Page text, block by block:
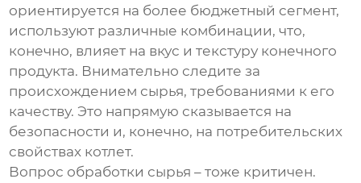
ориентируется на более бюджетный сегмент,
используют различные комбинации, что,
конечно, влияет на вкус и текстуру конечного
продукта. Внимательно следите за
происхождением сырья, требованиями к его
качеству. Это напрямую сказывается на
безопасности и, конечно, на потребительских
свойствах котлет.
Вопрос обработки сырья – тоже критичен.